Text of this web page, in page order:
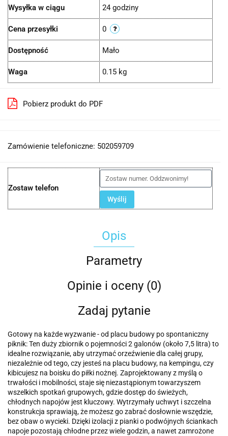
Wysyłka w ciągu 24 godziny
Cena przesyłki 0
Dostępność Mało
Waga 0.15 kg
Pobierz produkt do PDF
Zamówienie telefoniczne: 502059709
Zostaw telefon
Wyślij
Opis
Parametry
Opinie i oceny (0)
Zadaj pytanie
Gotowy na każde wyzwanie - od placu budowy po spontaniczny
piknik: Ten duży zbiornik o pojemności 2 galonów (około 7,5 litra) to
idealne rozwiązanie, aby utrzymać orzeźwienie dla całej grupy,
niezależnie od tego, czy jesteś na placu budowy, na kempingu, czy
kibicujesz na boisku do piłki nożnej. Zaprojektowany z myślą o
trwałości i mobilności, staje się niezastąpionym towarzyszem
wszelkich spotkań grupowych, gdzie dostęp do świeżych,
chłodnych napojów jest kluczowy. Wytrzymały uchwyt i szczelna
konstrukcja sprawiają, że możesz go zabrać dosłownie wszędzie,
bez obaw o wycieki. Dzięki izolacji z pianki o podwójnych ściankach
napoje pozostają chłodne przez wiele godzin, a nawet zamrożone